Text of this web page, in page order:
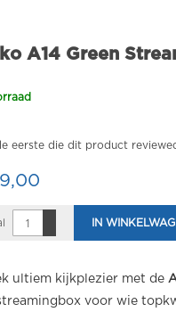
A14 Green
eerste die dit product
IN
ultiem kijkplezier met de
voor wie